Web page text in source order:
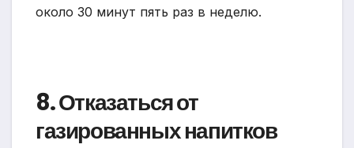
около 30 минут пять раз в неделю.
8. Отказаться от
газированных напитков